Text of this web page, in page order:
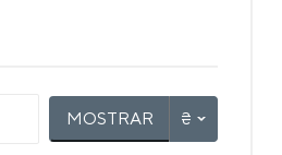
MOSTRAR